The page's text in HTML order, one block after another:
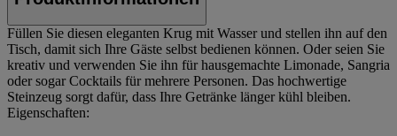
Füllen Sie diesen eleganten Krug mit Wasser und stellen ihn auf den
Tisch, damit sich Ihre Gäste selbst bedienen können. Oder seien Sie
kreativ und verwenden Sie ihn für hausgemachte Limonade, Sangria
oder sogar Cocktails für mehrere Personen. Das hochwertige
Steinzeug sorgt dafür, dass Ihre Getränke länger kühl bleiben.
Eigenschaften: